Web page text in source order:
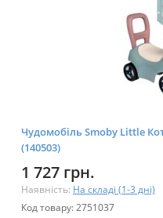
Чудомобіль Smoby Little
(140503)
1 727 грн.
Наявність: На складі (1-3 дні)
Код товару: 2751037